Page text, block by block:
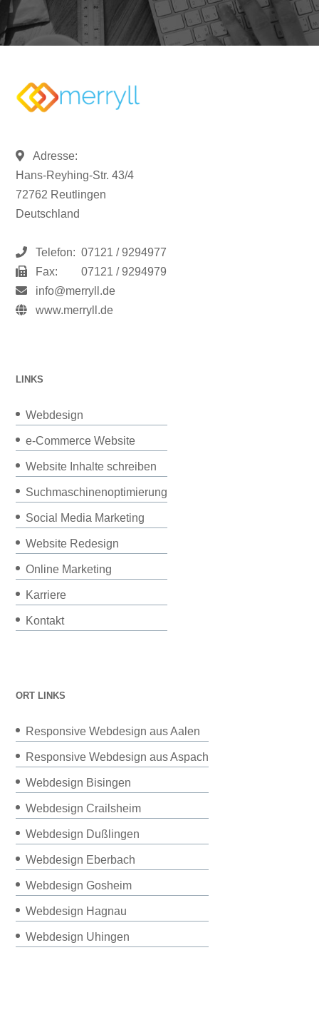
Adresse:
Hans-Reyhing-Str. 43/4
72762 Reutlingen
Deutschland
Telefon: 07121 / 9294977
Fax:
07121 / 9294979
info@merryll.de
www.merryll.de
LINKS
Webdesign
e-Commerce Website
Website Inhalte schreiben
Suchmaschinenoptimierung
Social Media Marketing
Website Redesign
Online Marketing
Karriere
Kontakt
ORT LINKS
Responsive Webdesign aus Aalen
Responsive Webdesign aus Aspach
Webdesign Bisingen
Webdesign Crailsheim
Webdesign Dußlingen
Webdesign Eberbach
Webdesign Gosheim
Webdesign Hagnau
Webdesign Uhingen